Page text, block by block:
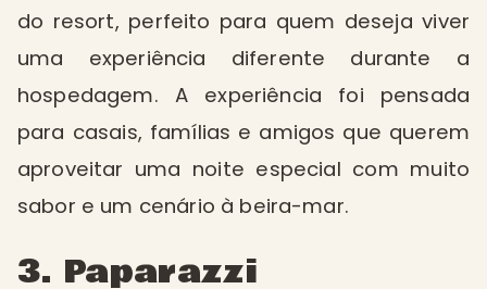
do resort, perfeito para quem deseja viver
uma experiência diferente durante a
hospedagem. A experiência foi pensada
para casais, famílias e amigos que querem
aproveitar uma noite especial com muito
sabor e um cenário à beira-mar.
3. Paparazzi